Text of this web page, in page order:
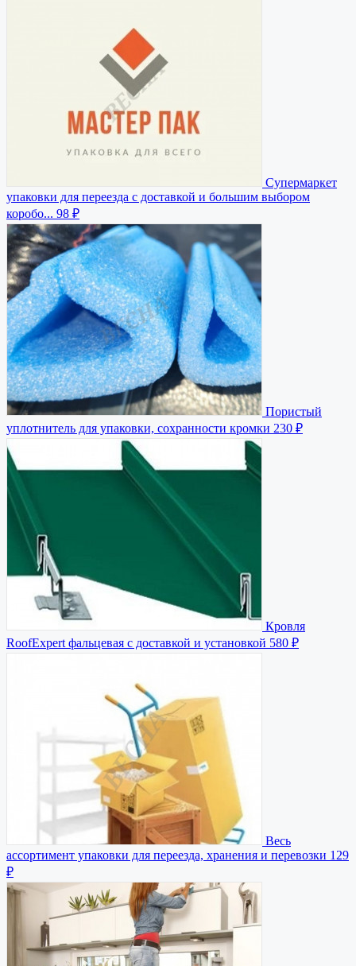
Супермаркет
упаковки для переезда с доставкой и большим выбором
коробо... 98 ₽
Пористый
уплотнитель для упаковки, сохранности кромки 230 ₽
Кровля
RoofExpert фальцевая с доставкой и установкой 580 ₽
Весь
ассортимент упаковки для переезда, хранения и перевозки 129
₽